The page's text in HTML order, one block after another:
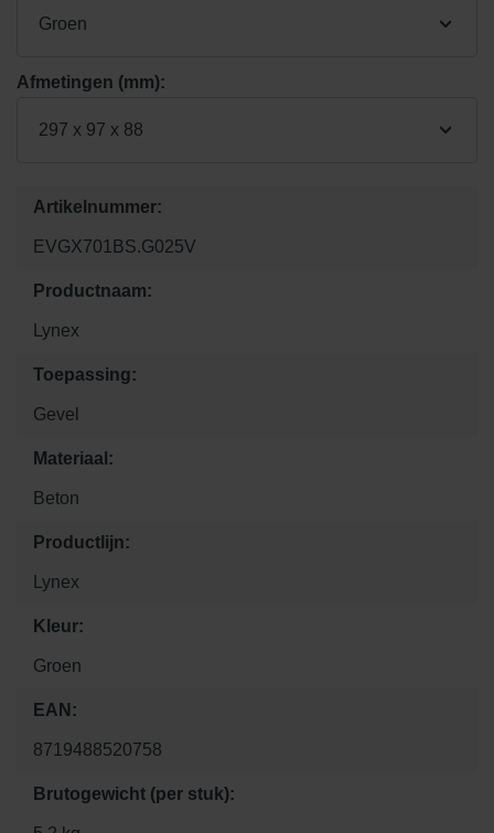
Groen
Afmetingen (mm):
297 x 97 x 88
Artikelnummer:
EVGX701BS.G025V
Productnaam:
Lynex
Toepassing:
Gevel
Materiaal:
Beton
Productlijn:
Lynex
Kleur:
Groen
EAN:
8719488520758
Brutogewicht (per stuk):